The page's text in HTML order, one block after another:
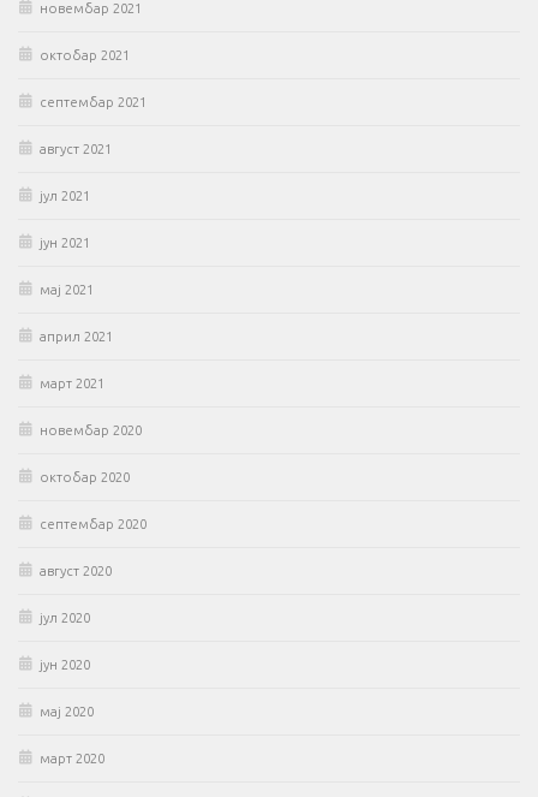
новембар 2021
октобар 2021
септембар 2021
август 2021
јул 2021
јун 2021
мај 2021
април 2021
март 2021
новембар 2020
октобар 2020
септембар 2020
август 2020
јул 2020
јун 2020
мај 2020
март 2020